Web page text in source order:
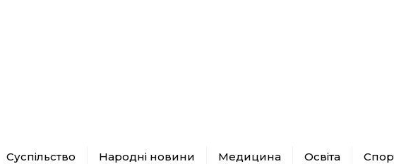
Суспільство Народні новини Медицина Освіта